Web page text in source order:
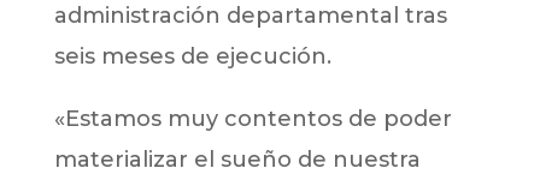
administración departamental tras
seis meses de ejecución.
«Estamos muy contentos de poder
materializar el sueño de nuestra